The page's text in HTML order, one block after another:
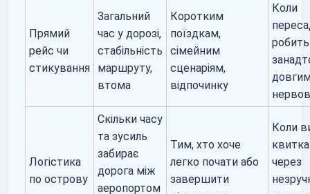
Прямий
рейс чи
стикування
Загальний
час у дорозі,
стабільність
маршруту,
втома
Коротким
поїздкам,
сімейним
сценаріям,
відпочинку
Коли
Логістика
по острову
Скільки часу
та зусиль
забирає
дорога між
аеропортом
Тим, хто хоче
легко почати або
завершити
Коли
через